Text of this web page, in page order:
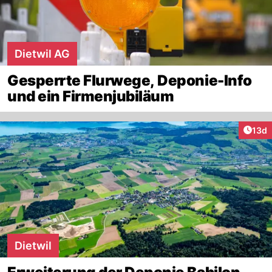
Dietwil AG
Gesperrte Flurwege, Deponie-Info
und ein Firmenjubiläum
13d
Dietwil